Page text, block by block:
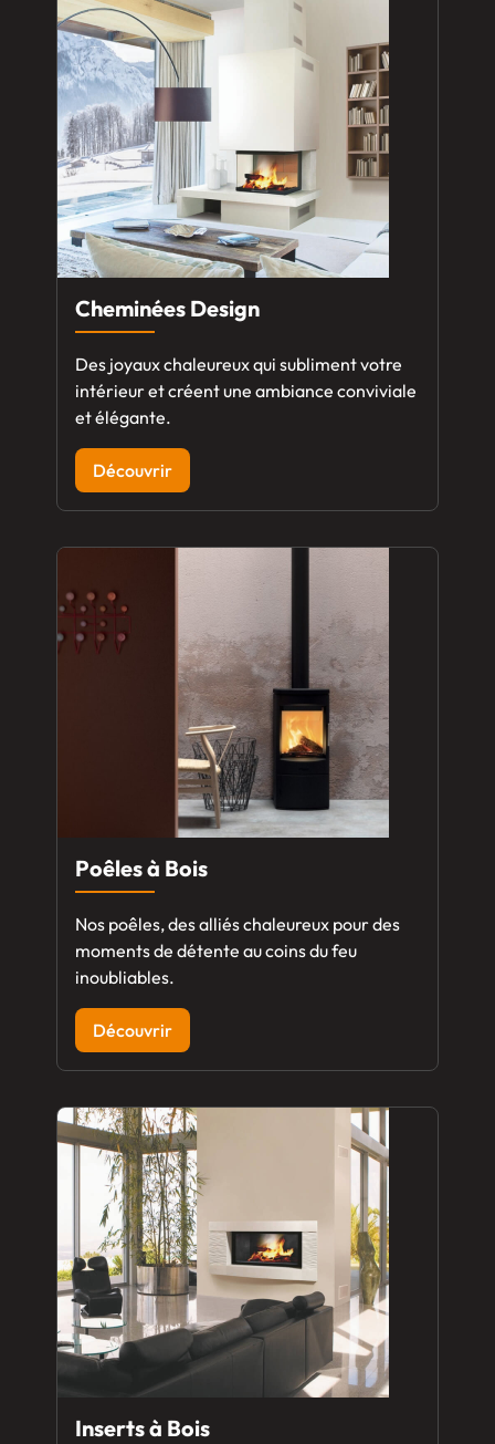
Cheminées Design
Des joyaux chaleureux qui subliment votre
intérieur et créent une ambiance conviviale
et élégante.
Découvrir
Poêles à Bois
Nos poêles, des alliés chaleureux pour des
moments de détente au coins du feu
inoubliables.
Découvrir
Inserts à Bois